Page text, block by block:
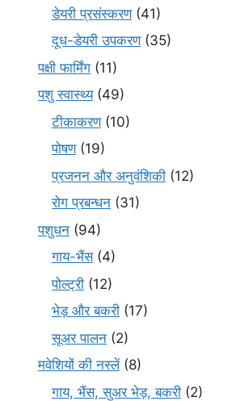
डेयरी प्रसंस्करण(41)
दूध-डेयरी उपकरण(35)
पक्षी फार्मिंग (11)
पशु स्वास्थ्य(49)
टीकाकरण(10)
पोषण(19)
प्रजनन और अनुवंशिकी (12)
रोग प्रबन्धन (31)
पशुधन (94)
गाय-भैंस(4)
पोल्ट्री (12)
भेड़ और बकरी (17)
सूअर पालन (2)
मवेशियों की नस्लें(8)
गाय, भैंस, सुअर भेड़, बकरी (2)